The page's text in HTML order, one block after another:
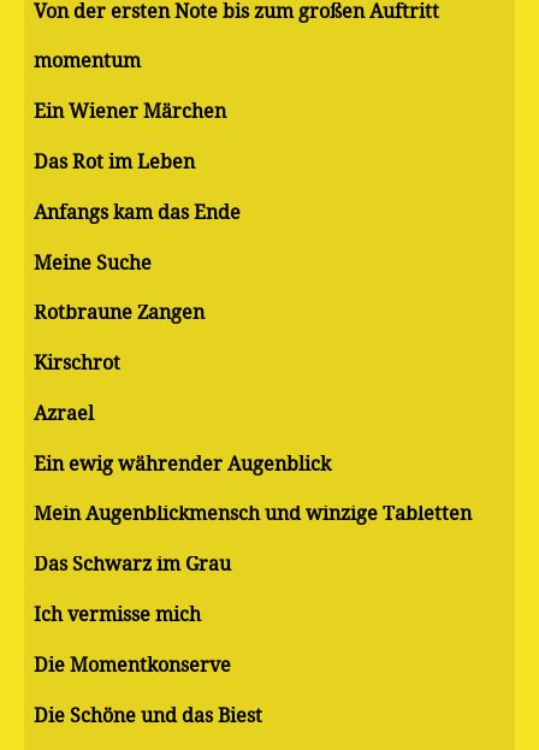
Von der ersten Note bis zum großen Auftritt
momentum
Ein Wiener Märchen
Das Rot im Leben
Anfangs kam das Ende
Meine Suche
Rotbraune Zangen
Kirschrot
Azrael
Ein ewig währender Augenblick
Mein Augenblickmensch und winzige Tabletten
Das Schwarz im Grau
Ich vermisse mich
Die Momentkonserve
Die Schöne und das Biest